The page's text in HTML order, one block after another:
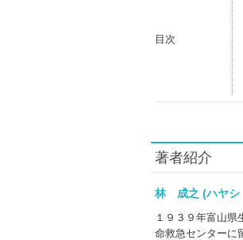
目次
著者紹介
林 成之 (ハヤ
１９３９年富山
命救急センターに